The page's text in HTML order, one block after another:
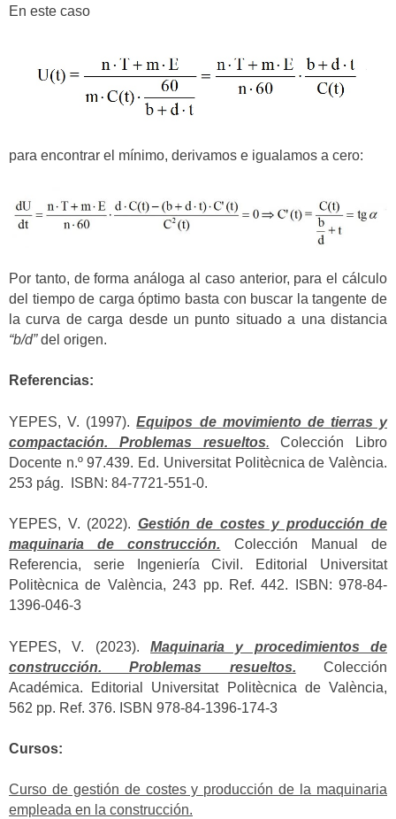
En este caso
para encontrar el mínimo, derivamos e igualamos a cero:
Por tanto, de forma análoga al caso anterior, para el cálculo
del tiempo de carga óptimo basta con buscar la tangente de
la curva de carga desde un punto situado a una distancia
“b/d”del origen.
Referencias:
YEPES, V. (1997).Equipos de movimiento de tierras y
compactación. Problemas resueltos. Colección Libro
Docente n.º 97.439. Ed. Universitat Politècnica de València.
253 pág. ISBN: 84-7721-551-0.
YEPES, V. (2022). Gestión de costes y producción de
maquinaria de construcción. Colección Manual de
Referencia, serie Ingeniería Civil. Editorial Universitat
Politècnica de València, 243 pp. Ref. 442. ISBN: 978-84-
1396-046-3
YEPES, V. (2023). Maquinaria y procedimientos de
construcción. Problemas resueltos. Colección
Académica. Editorial Universitat Politècnica de València,
562 pp. Ref. 376. ISBN 978-84-1396-174-3
Cursos:
Curso de gestión de costes y producción de la maquinaria
empleada en la construcción.